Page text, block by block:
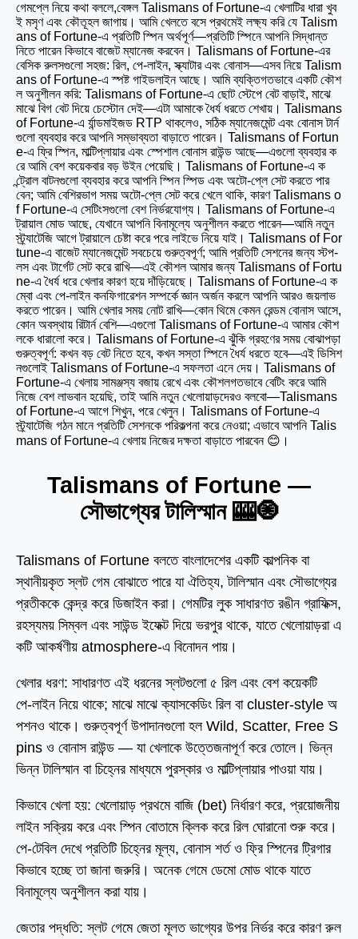
গেমপ্লে নিয়ে কথা বললে,বেঙ্গলTalismans of Fortune-এ খেলাটির ধারা খুব
ই মসৃণ এবং কৌতূহল জাগায়। আমি খেলতে বসে প্রথমেই লক্ষ্য করি যে Talism
ans of Fortune-এ প্রতিটি স্পিন অর্থপূর্ণ—প্রতিটি স্পিনে আপনি সিদ্ধান্ত
নিতে পারেন কিভাবে বাজেট ম্যানেজ করবেন। Talismans of Fortune-এর
বেসিক রুলসগুলো সহজ: রিল, পে-লাইন, স্ক্যাটার এবং বোনাস—এসব নিয়ে Talism
ans of Fortune-এ স্পষ্ট গাইডলাইন আছে। আমি ব্যক্তিগতভাবে একটি কৌশ
ল অনুশীলন করি: Talismans of Fortune-এ ছোট স্টেপে বেট বাড়াই, মাঝে
মাঝে বিগ বেট দিয়ে চেস্টোন দেই—এটা আমাকে ধৈর্য ধরতে শেখায়। Talismans
of Fortune-এ র্যান্ডমাইজড RTP থাকলেও, সঠিক ম্যানেজমেন্ট এবং বোনাস টার্ন
গুলো ব্যবহার করে আপনি সম্ভাব্যতা বাড়াতে পারেন। Talismans of Fortun
e-এ ফ্রি স্পিন, মাল্টিপ্লায়ার এবং স্পেশাল বোনাস রাউন্ড আছে—এগুলো ব্যবহার ক
রে আমি বেশ কয়েকবার বড় উইন পেয়েছি। Talismans of Fortune-এ ক
ন্ট্রোল বাটনগুলো ব্যবহার করে আপনি স্পিন স্পিড এবং অটো-প্লে সেট করতে পার
বেন; আমি বেশিরভাগ সময় অটো-প্লে সেট করে খেলে থাকি, কারণ Talismans o
f Fortune-এ সেটিংসগুলো বেশ নির্ভরযোগ্য। Talismans of Fortune-এ
ট্রায়াল মোড আছে, যেখানে আপনি বিনামূল্যে অনুশীলন করতে পারেন—আমি নতুন
স্ট্র্যাটেজি আগে ট্রায়ালে চেষ্টা করে পরে লাইভে নিয়ে যাই। Talismans of For
tune-এ বাজেট ম্যানেজমেন্ট সবচেয়ে গুরুত্বপূর্ণ; আমি প্রতিটি সেশনের জন্য স্টপ-
লস এবং টার্গেট সেট করে রাখি—এই কৌশল আমার জন্য Talismans of Fortu
ne-এ ধৈর্য ধরে খেলার কারণ হয়ে দাঁড়িয়েছে। Talismans of Fortune-এ ক
ম্বো এবং পে-লাইন কনফিগারেশন সম্পর্কে জ্ঞান অর্জন করলে আপনি আরও জয়লাভ
করতে পারেন। আমি খেলার সময় নোট রাখি—কোন থিমে কেমন রেন্ডম বোনাস আসে,
কোন অবস্থায় রিটার্ন বেশি—এগুলো Talismans of Fortune-এ আমার কৌশ
লকে ধারালো করে। Talismans of Fortune-এ ঝুঁকি গ্রহণের সময় বোঝাপড়া
গুরুত্বপূর্ণ: কখন বড় বেট নিতে হবে, কখন সস্তা স্পিনে ধৈর্য ধরতে হবে—এই ডিসিশ
নগুলোই Talismans of Fortune-এ সফলতা এনে দেয়। Talismans of
Fortune-এ খেলায় সামঞ্জস্য বজায় রেখে এবং কৌশলগতভাবে বেটিং করে আমি
নিজে বেশ লাভবান হয়েছি, তাই আমি নতুন খেলোয়াড়দেরও বলবো—Talismans
of Fortune-এ আগে শিখুন, পরে খেলুন। Talismans of Fortune-এ
স্ট্র্যাটেজি গঠন মানে প্রতিটি সেশনকে পরিকল্পনা করে নেওয়া; এভাবে আপনি Talis
mans of Fortune-এ খেলায় নিজের দক্ষতা বাড়াতে পারবেন 😊।
Talismans of Fortune —
সৌভাগ্যের টালিস্মান 🎰🧿
Talismans of Fortune বলতে বাংলাদেশের একটি কাল্পনিক বা
স্থানীয়কৃত স্লট গেম বোঝাতে পারে যা ঐতিহ্য, টালিস্মান এবং সৌভাগ্যের
প্রতীককে কেন্দ্র করে ডিজাইন করা। গেমটির লুক সাধারণত রঙীন গ্রাফিক্স,
রহস্যময় সিম্বল এবং সাউন্ড ইফেক্ট দিয়ে ভরপুর থাকে, যাতে খেলোয়াড়রা এ
কটি আকর্ষণীয় atmosphere‑এ বিনোদন পায়।
খেলার ধরণ: সাধারণত এই ধরনের স্লটগুলো ৫ রিল এবং বেশ কয়েকটি
পে‑লাইন নিয়ে থাকে; মাঝে মাঝে ক্যাসকেডিং রিল বা cluster‑style অ
পশনও থাকে। গুরুত্বপূর্ণ উপাদানগুলো হল Wild, Scatter, Free S
pins ও বোনাস রাউন্ড — যা খেলাকে উত্তেজনাপূর্ণ করে তোলে। ভিন্ন
ভিন্ন টালিস্মান বা চিহ্নের মাধ্যমে পুরস্কার ও মাল্টিপ্লায়ার পাওয়া যায়।
কিভাবে খেলা হয়: খেলোয়াড় প্রথমে বাজি (bet) নির্ধারণ করে, প্রয়োজনীয়
লাইন সক্রিয় করে এবং স্পিন বোতামে ক্লিক করে রিল ঘোরানো শুরু করে।
পে‑টেবিল দেখে প্রতিটি চিহ্নের মূল্য, বোনাস শর্ত ও ফ্রি স্পিনের ট্রিগার
কিভাবে হচ্ছে তা জানা জরুরি। অনেক গেমে ডেমো মোড থাকে যাতে
বিনামূল্যে অনুশীলন করা যায়।
জেতার পদ্ধতি: স্লট গেমে জেতা মূলত ভাগ্যের উপর নির্ভর করে কারণ রুল